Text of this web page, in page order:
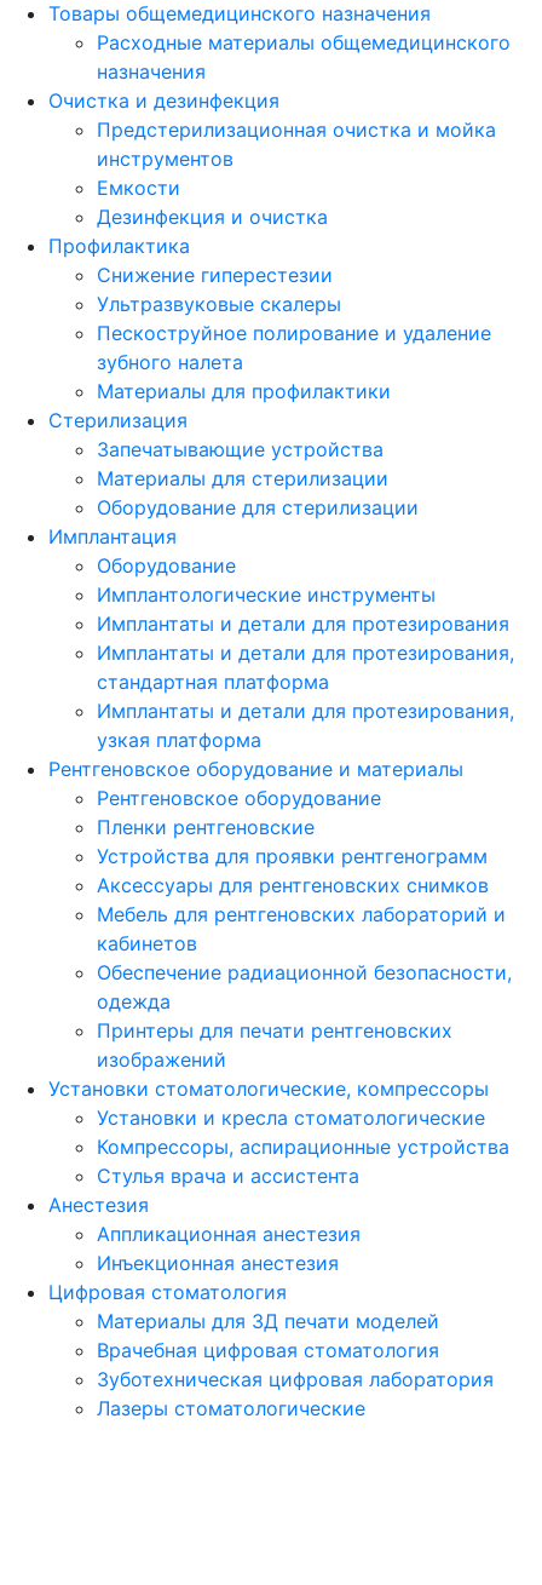
Товары общемедицинского назначения
Расходные материалы общемедицинского
назначения
Очистка и дезинфекция
Предстерилизационная очистка и мойка
инструментов
Емкости
Дезинфекция и очистка
Профилактика
Снижение гиперестезии
Ультразвуковые скалеры
Пескоструйное полирование и удаление
зубного налета
Материалы для профилактики
Стерилизация
Запечатывающие устройства
Материалы для стерилизации
Оборудование для стерилизации
Имплантация
Оборудование
Имплантологические инструменты
Имплантаты и детали для протезирования
Имплантаты и детали для протезирования,
стандартная платформа
Имплантаты и детали для протезирования,
узкая платформа
Рентгеновское оборудование и материалы
Рентгеновское оборудование
Пленки рентгеновские
Устройства для проявки рентгенограмм
Аксессуары для рентгеновских снимков
Мебель для рентгеновских лабораторий и
кабинетов
Обеспечение радиационной безопасности,
одежда
Принтеры для печати рентгеновских
изображений
Установки стоматологические, компрессоры
Установки и кресла стоматологические
Компрессоры, аспирационные устройства
Стулья врача и ассистента
Анестезия
Аппликационная анестезия
Инъекционная анестезия
Цифровая стоматология
Материалы для 3Д печати моделей
Врачебная цифровая стоматология
Зуботехническая цифровая лаборатория
Лазеры стоматологические